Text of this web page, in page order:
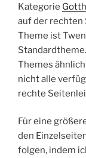
Kategorie
auf der rechten
Theme ist
Themes
nicht alle
rechte
Für eine
den
folgen, indem